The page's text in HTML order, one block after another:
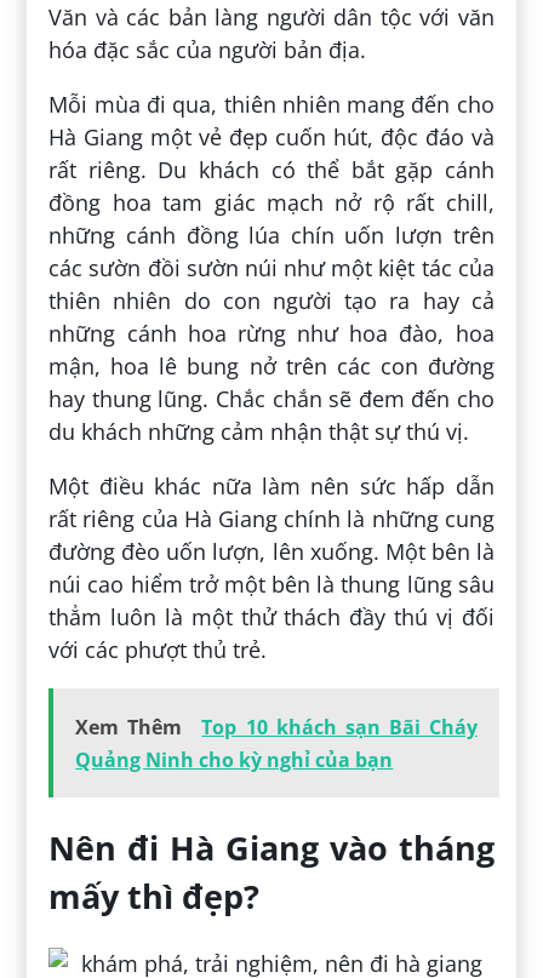
Văn và các bản làng người dân tộc với văn
hóa đặc sắc của người bản địa.
Mỗi mùa đi qua, thiên nhiên mang đến cho
Hà Giang một vẻ đẹp cuốn hút, độc đáo và
rất riêng. Du khách có thể bắt gặp cánh
đồng hoa tam giác mạch nở rộ rất chill,
những cánh đồng lúa chín uốn lượn trên
các sườn đồi sườn núi như một kiệt tác của
thiên nhiên do con người tạo ra hay cả
những cánh hoa rừng như hoa đào, hoa
mận, hoa lê bung nở trên các con đường
hay thung lũng. Chắc chắn sẽ đem đến cho
du khách những cảm nhận thật sự thú vị.
Một điều khác nữa làm nên sức hấp dẫn
rất riêng của Hà Giang chính là những cung
đường đèo uốn lượn, lên xuống. Một bên là
núi cao hiểm trở một bên là thung lũng sâu
thẳm luôn là một thử thách đầy thú vị đối
với các phượt thủ trẻ.
Xem Thêm
Top 10 khách sạn Bãi Cháy
Quảng Ninh cho kỳ nghỉ của bạn
Nên đi Hà Giang vào tháng
mấy thì đẹp?